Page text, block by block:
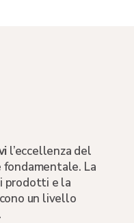
l’eccellenza del
La
prodotti e la
un livello